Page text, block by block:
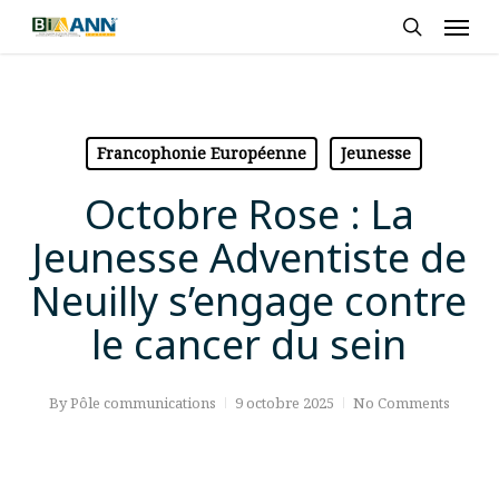
Skip
Francophonie Européenne Jeunesse
Octobre Rose : La
Jeunesse Adventiste de
Neuilly s’engage contre
le cancer du sein
ByPôle communications 9 octobre 2025 No Comments